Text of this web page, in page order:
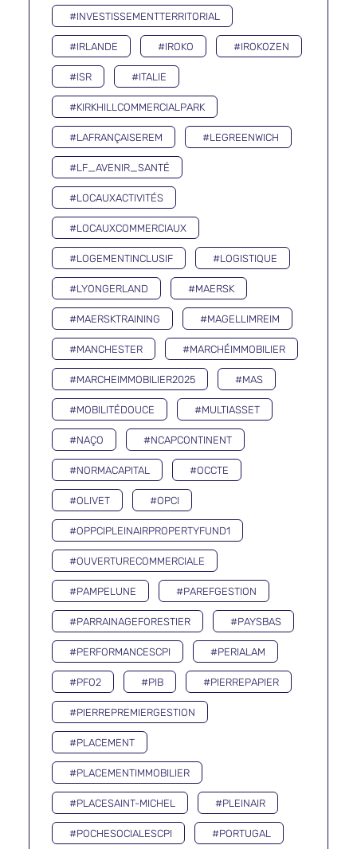
#INVESTISSEMENTTERRITORIAL
#IRLANDE #IROKO #IROKOZEN
#ISR #ITALIE
#KIRKHILLCOMMERCIALPARK
#LAFRANÇAISEREM #LEGREENWICH
#LF_AVENIR_SANTÉ
#LOCAUXACTIVITÉS
#LOCAUXCOMMERCIAUX
#LOGEMENTINCLUSIF #LOGISTIQUE
#LYONGERLAND #MAERSK
#MAERSKTRAINING #MAGELLIMREIM
#MANCHESTER #MARCHÉIMMOBILIER
#MARCHEIMMOBILIER2025 #MAS
#MOBILITÉDOUCE #MULTIASSET
#NAÇO #NCAPCONTINENT
#NORMACAPITAL #OCCTE
#OLIVET #OPCI
#OPPCIPLEINAIRPROPERTYFUND1
#OUVERTURECOMMERCIALE
#PAMPELUNE #PAREFGESTION
#PARRAINAGEFORESTIER #PAYSBAS
#PERFORMANCESCPI #PERIALAM
#PFO2 #PIB #PIERREPAPIER
#PIERREPREMIERGESTION
#PLACEMENT
#PLACEMENTIMMOBILIER
#PLACESAINT-MICHEL #PLEINAIR
#POCHESOCIALESCPI #PORTUGAL